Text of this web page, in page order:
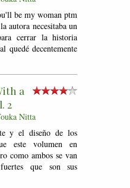
be my woman ptm
autora necesitaba un
cerrar la historia
quedé decentemente
a
2
Nitta
y el diseño de los
este volumen en
como ambos se van
que son sus